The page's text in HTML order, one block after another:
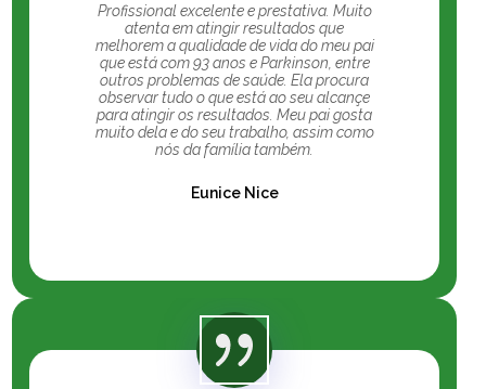
Profissional excelente e prestativa. Muito
atenta em atingir resultados que
melhorem a qualidade de vida do meu pai
que está com 93 anos e Parkinson, entre
outros problemas de saúde. Ela procura
observar tudo o que está ao seu alcançe
para atingir os resultados. Meu pai gosta
muito dela e do seu trabalho, assim como
nós da família também.
Eunice Nice